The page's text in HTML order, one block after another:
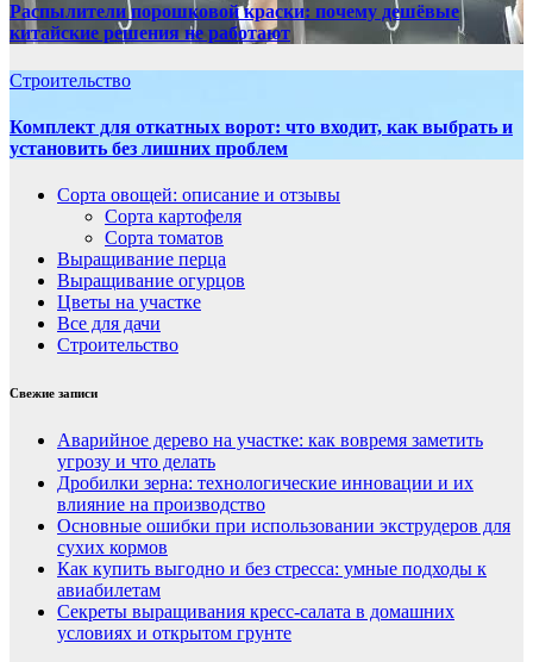
Распылители порошковой краски: почему дешёвые
китайские решения не работают
Строительство
Комплект для откатных ворот: что входит, как выбрать и
установить без лишних проблем
Сорта овощей: описание и отзывы
Сорта картофеля
Сорта томатов
Выращивание перца
Выращивание огурцов
Цветы на участке
Все для дачи
Строительство
Свежие записи
Аварийное дерево на участке: как вовремя заметить
угрозу и что делать
Дробилки зерна: технологические инновации и их
влияние на производство
Основные ошибки при использовании экструдеров для
сухих кормов
Как купить выгодно и без стресса: умные подходы к
авиабилетам
Секреты выращивания кресс-салата в домашних
условиях и открытом грунте